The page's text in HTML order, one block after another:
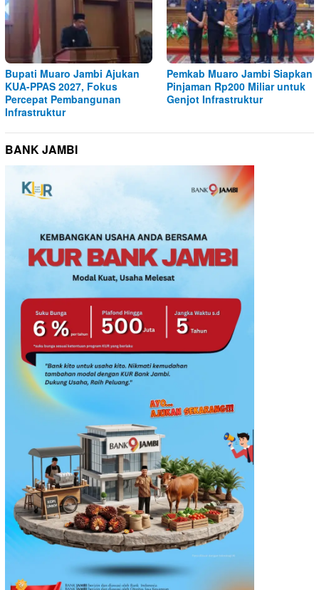
Bupati Muaro Jambi Ajukan
KUA-PPAS 2027, Fokus
Percepat Pembangunan
Infrastruktur
Pemkab Muaro Jambi Siapkan
Pinjaman Rp200 Miliar untuk
Genjot Infrastruktur
BANK JAMBI